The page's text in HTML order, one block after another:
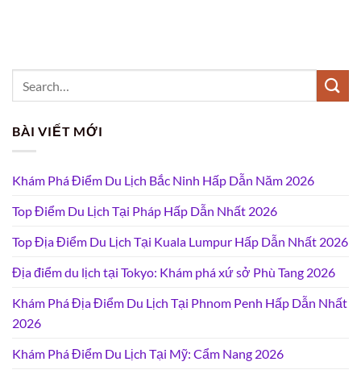
BÀI VIẾT MỚI
Khám Phá Điểm Du Lịch Bắc Ninh Hấp Dẫn Năm 2026
Top Điểm Du Lịch Tại Pháp Hấp Dẫn Nhất 2026
Top Địa Điểm Du Lịch Tại Kuala Lumpur Hấp Dẫn Nhất 2026
Địa điểm du lịch tại Tokyo: Khám phá xứ sở Phù Tang 2026
Khám Phá Địa Điểm Du Lịch Tại Phnom Penh Hấp Dẫn Nhất
2026
Khám Phá Điểm Du Lịch Tại Mỹ: Cẩm Nang 2026